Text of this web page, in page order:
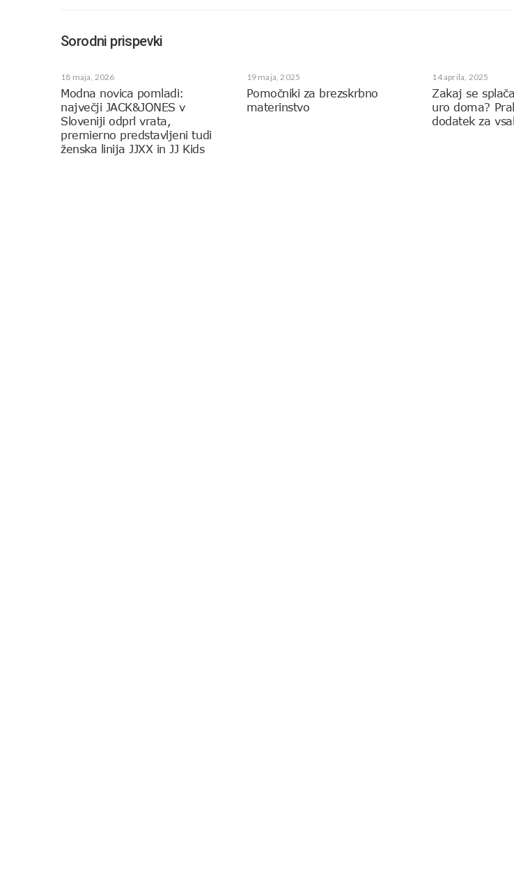
Sorodni prispevki
18 maja, 2026
Modna novica pomladi:
največji JACK&JONES v
Sloveniji odprl vrata,
premierno predstavljeni tudi
ženska linija JJXX in JJ Kids
19 maja, 2025
Pomočniki za brezskrbno
materinstvo
14 aprila, 2025
Zakaj se
uro doma?
dodatek za